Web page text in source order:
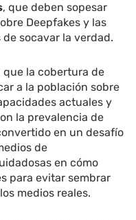
, que deben sopesar
Deepfakes y las
socavar la verdad.
la cobertura de
a la población sobre
actuales y
la prevalencia de
en un desafío
de
en cómo
para evitar sembrar
medios reales.